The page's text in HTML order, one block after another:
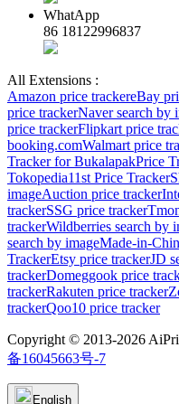
WhatApp
86 18122996837
All Extensions :
Amazon price trackereBay
price trackerNaver search by
price trackerFlipkart price
booking.comWalmart price
Tracker for BukalapakPrice
Tokopedia11st Price Tracker
imageAuction price tracker
trackerSSG price tracker
trackerWildberries search by
search by imageMade-in-
TrackerEtsy price trackerJD
trackerDomeggook price
trackerRakuten price tracker
trackerQoo10 price tracker
Copyright © 2013-2026
备16045663号-7
English